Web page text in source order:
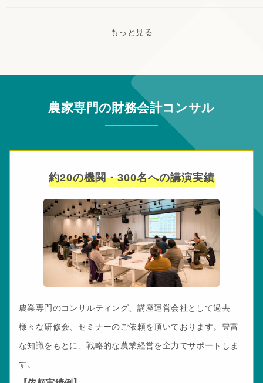
もっと見る
農家専門の財務会計コンサル
約20の機関・300名への講演実績
農業専門のコンサルティング、講座運営会社として過去
様々な研修会、セミナーのご依頼を頂いております。豊富
な知識をもとに、戦略的な農業経営を全力でサポートしま
す。